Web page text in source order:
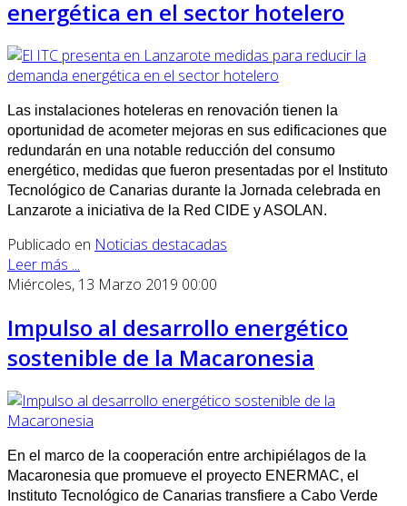
energética en el sector hotelero
Las instalaciones hoteleras en renovación tienen la
oportunidad de acometer mejoras en sus edificaciones que
redundarán en una notable reducción del consumo
energético, medidas que fueron presentadas por el Instituto
Tecnológico de Canarias durante la Jornada celebrada en
Lanzarote a iniciativa de la Red CIDE y ASOLAN.
Publicado en Noticias destacadas
Leer más ...
Miércoles, 13 Marzo 2019 00:00
Impulso al desarrollo energético
sostenible de la Macaronesia
En el marco de la cooperación entre archipiélagos de la
Macaronesia que promueve el proyecto ENERMAC, el
Instituto Tecnológico de Canarias transfiere a Cabo Verde